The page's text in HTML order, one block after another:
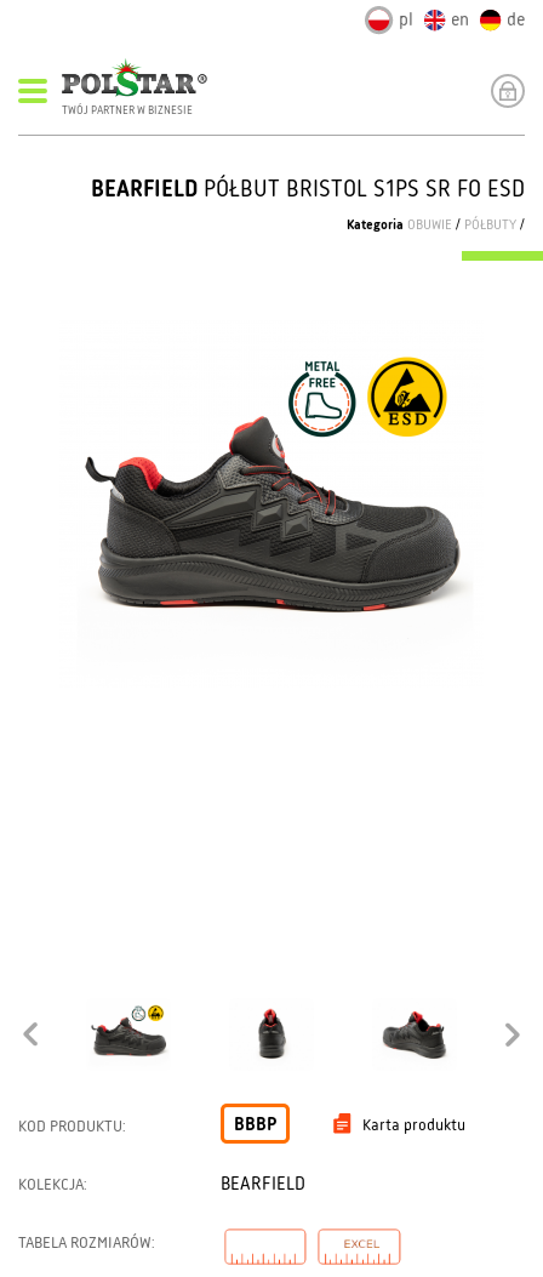
pl en de
TWÓJ PARTNER W BIZNESIE
BEARFIELD PÓŁBUT BRISTOL S1PS SR FO ESD
Kategoria OBUWIE / PÓŁBUTY /
KOD PRODUKTU: BBBP Karta produktu
KOLEKCJA: BEARFIELD
TABELA ROZMIARÓW: